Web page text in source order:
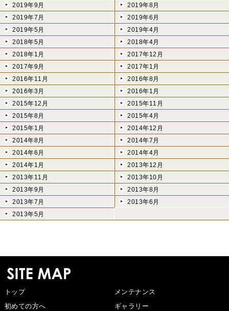
2019年9月
2019年8月
2019年7月
2019年6月
2019年5月
2019年4月
2018年5月
2018年4月
2018年1月
2017年12月
2017年9月
2017年1月
2016年11月
2016年8月
2016年3月
2016年1月
2015年12月
2015年11月
2015年8月
2015年4月
2015年1月
2014年12月
2014年8月
2014年7月
2014年6月
2014年4月
2014年1月
2013年12月
2013年11月
2013年10月
2013年9月
2013年8月
2013年7月
2013年6月
2013年5月
トップ
初めての方へ
メンテナンス
ギャラリー